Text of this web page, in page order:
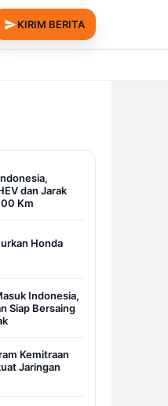
KIRIM BERITA
dan Jarak
Km
Honda
Indonesia,
Siap Bersaing
Kemitraan
Jaringan